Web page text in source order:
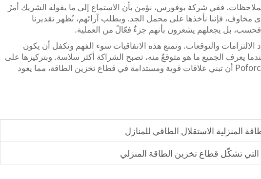
ففي شركة بوفورس، نؤمن بأن الاستماع إلى ما يقوله الشريك أمرٌ
مخاوف، فإننا نأخذها على محمل الجد. وبطلب آرائهم، نُظهر تقديرنا
فحسب، بل يجعلهم يشعرون بأنهم جزءٌ فعّالٌ من العملية.
والتوقعات. وتمنع هذه الاتفاقيات سوء الفهم وتكفل أن يكون
يعرف الجميع ما هو متوقعٌ منه، تصبح الشراكة أكثر سلاسة. وبتركيزها على
الثقة والشفافية، يمكن لشركة Poforce أن تبني علاقات قوية ومستدامة في قطاع تخزين الطاقة، مما يعود
المنزلية الاستقلال الطاقي للمنازل
التي تشكّل قطاع تخزين الطاقة المنزلي